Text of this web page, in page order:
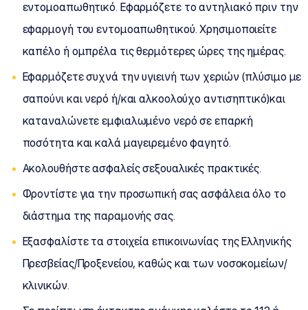
εντομοαπωθητικό. Εφαρμόζετε το αντηλιακό πριν την
εφαρμογή του εντομοαπωθητικού. Χρησιμοποιείτε
καπέλο ή ομπρέλα τις θερμότερες ώρες της ημέρας.
Εφαρμόζετε συχνά την υγιεινή των χεριών (πλύσιμο με
σαπούνι και νερό ή/και αλκοολούχο αντισηπτικό)και
καταναλώνετε εμφιαλωμένο νερό σε επαρκή
ποσότητα και καλά μαγειρεμένο φαγητό.
Ακολουθήστε ασφαλείς σεξουαλικές πρακτικές.
Φροντίστε για την προσωπική σας ασφάλεια όλο το
διάστημα της παραμονής σας.
Εξασφαλίστε τα στοιχεία επικοινωνίας της Ελληνικής
Πρεσβείας/Προξενείου, καθώς και των νοσοκομείων/
κλινικών.